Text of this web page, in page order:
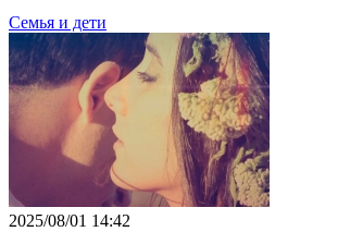
Семья и дети
2025/08/01 14:42